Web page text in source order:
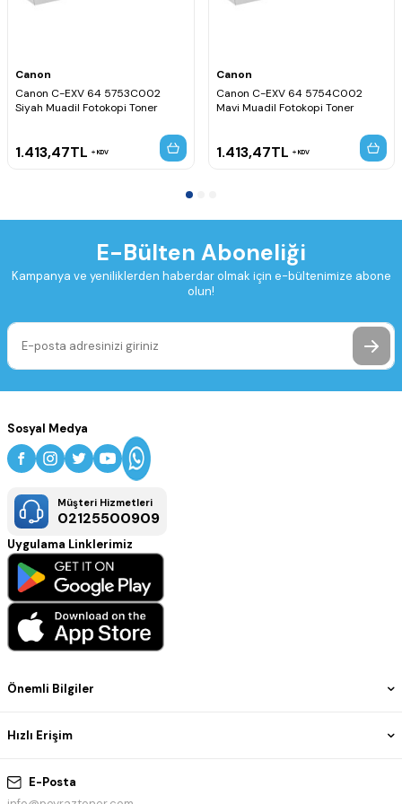
Canon
Canon C-EXV 64 5753C002
Siyah Muadil Fotokopi Toner
1.413,47TL KDV
Canon
Canon C-EXV 64 5754C002
Mavi Muadil Fotokopi Toner
1.413,47TL KDV
E-Bülten Aboneliği
Kampanya ve yeniliklerden haberdar olmak için e-bültenimize abone
olun!
E-Posta
Önemli Bilgiler
Hızlı Erişim
Sosyal Medya
Müşteri Hizmetleri
02125500909
Uygulama Linklerimiz